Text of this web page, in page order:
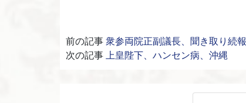
前の記事 衆参両院正副議長、聞き取り続報
次の記事
上皇陛下、ハンセン病、沖縄